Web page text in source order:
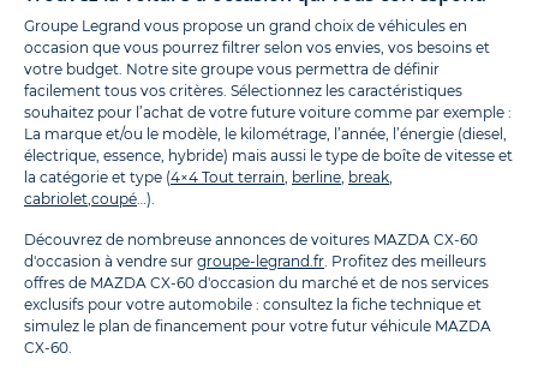
Groupe Legrand vous propose un grand choix de véhicules en
occasion que vous pourrez filtrer selon vos envies, vos besoins et
votre budget. Notre site groupe vous permettra de définir
facilement tous vos critères. Sélectionnez les caractéristiques
souhaitez pour l’achat de votre future voiture comme par exemple :
La marque et/ou le modèle, le kilométrage, l’année, l’énergie (diesel,
électrique, essence, hybride) mais aussi le type de boîte de vitesse et
la catégorie et type (4×4 Tout terrain berline break
cabriolet coupé …).
Découvrez de nombreuse annonces de voitures MAZDA CX-60
d'occasion à vendre sur groupe-legrand.fr . Profitez des meilleurs
offres de MAZDA CX-60 d'occasion du marché et de nos services
exclusifs pour votre automobile : consultez la fiche technique et
simulez le plan de financement pour votre futur véhicule MAZDA
CX-60.